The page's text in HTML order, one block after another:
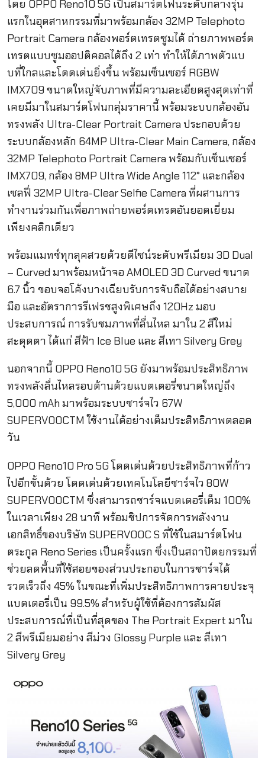
โดย OPPO Reno10 5G เป็นสมาร์ตโฟนระดับกลางรุ่น
แรกในอุตสาหกรรมที่มาพร้อมกล้อง 32MP Telephoto
Portrait Camera กล้องพอร์ตเทรตซูมได้ ถ่ายภาพพอร์ต
เทรตแบบซูมออปติคอลได้ถึง 2 เท่า ทำให้ได้ภาพตัวแบ
บที่ใกลและโดดเด่นยิ่งขึ้น พร้อมเซ็นเซอร์ RGBW
IMX709 ขนาดใหญ่จับภาพที่มีความละเอียดสูงสุดเท่าที่
เคยมีมาในสมาร์ตโฟนกลุ่มราคานี้ พร้อมระบบกล้องอัน
ทรงพลัง Ultra-Clear Portrait Camera ประกอบด้วย
ระบบกล้องหลัก 64MP Ultra-Clear Main Camera, กล้อง
32MP Telephoto Portrait Camera พร้อมกับเซ็นเซอร์
IMX709, กล้อง 8MP Ultra Wide Angle 112° และกล้อง
เซลฟี่ 32MP Ultra-Clear Selfie Camera ที่ผสานการ
ทำงานร่วมกันเพื่อภาพถ่ายพอร์ตเทรตอันยอดเยี่ยม
เพียงคลิกเดียว
พร้อมแมทช์ทุกลุคสวยด้วยดีไซน์ระดับพรีเมียม 3D Dual
– Curved มาพร้อมหน้าจอ AMOLED 3D Curved ขนาด
6.7 นิ้ว ขอบจอโค้งบางเฉียบรับการจับถือได้อย่างสบาย
มือ และอัตราการรีเฟรชสูงพิเศษถึง 120Hz มอบ
ประสบการณ์ การรับชมภาพที่ลื่นไหล มาใน 2 สีใหม่
สะดุดตา ได้แก่ สีฟ้า Ice Blue และ สีเทา Silvery Grey
นอกจากนี้ OPPO Reno10 5G ยังมาพร้อมประสิทธิภาพ
ทรงพลังลื่นไหลรอบด้านด้วยแบตเตอรี่ขนาดใหญ่ถึง
5,000 mAh มาพร้อมระบบชาร์จไว 67W
SUPERVOOCTM ใช้งานได้อย่างเต็มประสิทธิภาพตลอด
วัน
OPPO Reno10 Pro 5G โดดเด่นด้วยประสิทธิภาพที่ก้าว
ไปอีกขั้นด้วย โดดเด่นด้วยเทคโนโลยีชาร์จไว 80W
SUPERVOOCTM ซึ่งสามารถชาร์จแบตเตอรี่เต็ม 100%
ในเวลาเพียง 28 นาที พร้อมชิปการจัดการพลังงาน
เอกสิทธิ์ของบริษัท SUPERVOOC S ที่ใช้ในสมาร์ตโฟน
ตระกูล Reno Series เป็นครั้งแรก ซึ่งเป็นสถาปัตยกรรมที่
ช่วยลดพื้นที่ใช้สอยของส่วนประกอบในการชาร์จได้
รวดเร็วถึง 45% ในขณะที่เพิ่มประสิทธิภาพการคายประจุ
แบตเตอรี่เป็น 99.5% สำหรับผู้ใช้ที่ต้องการสัมผัส
ประสบการณ์ที่เป็นที่สุดของ The Portrait Expert มาใน
2 สีพรีเมียมอย่าง สีม่วง Glossy Purple และ สีเทา
Silvery Grey